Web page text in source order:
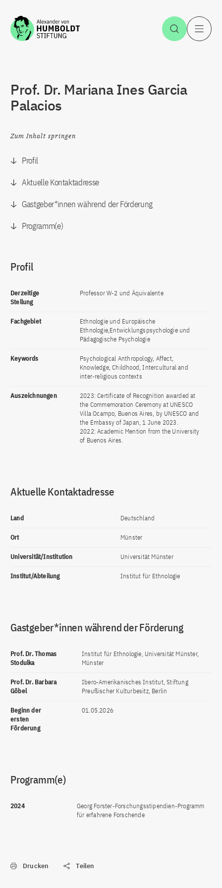
Zum Inhalt springen Suche
Prof. Dr. Mariana Ines Garcia
Palacios
Zum Inhalt springen
Profil
Aktuelle Kontaktadresse
Gastgeber*innen während der Förderung
Programm(e)
Profil
Derzeitige
Stellung
Professor W-2 und Äquivalente
Fachgebiet
Ethnologie und Europäische
Ethnologie,Entwicklungspsychologie und
Pädagogische Psychologie
Keywords
Psychological Anthropology, Affect,
Knowledge, Childhood, Intercultural and
inter-religious contexts
Auszeichnungen
2023: Certificate of Recognition awarded at
the Commemoration Ceremony at UNESCO
Villa Ocampo, Buenos Aires, by UNESCO and
the Embassy of Japan, 1 June 2023.
2022: Academic Mention from the University
of Buenos Aires.
Aktuelle Kontaktadresse
Land Deutschland
Ort Münster
Universität/Institution Universität Münster
Institut/Abteilung Institut für Ethnologie
Gastgeber*innen während der Förderung
Prof. Dr. Thomas
Stodulka
Institut für Ethnologie, Universität Münster,
Münster
Prof. Dr. Barbara
Göbel
Ibero-Amerikanisches Institut, Stiftung
Preußischer Kulturbesitz, Berlin
Beginn der
ersten
Förderung
01.05.2026
Programm(e)
2024
Georg Forster-Forschungsstipendien-Programm
für erfahrene Forschende
Drucken Teilen